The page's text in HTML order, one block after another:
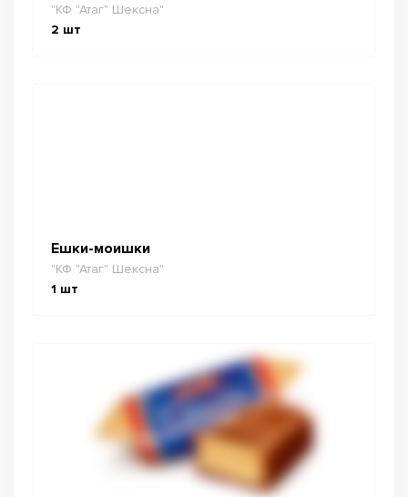
"КФ "Атаг" Шексна"
2 шт
Ешки-моишки
"КФ "Атаг" Шексна"
1 шт